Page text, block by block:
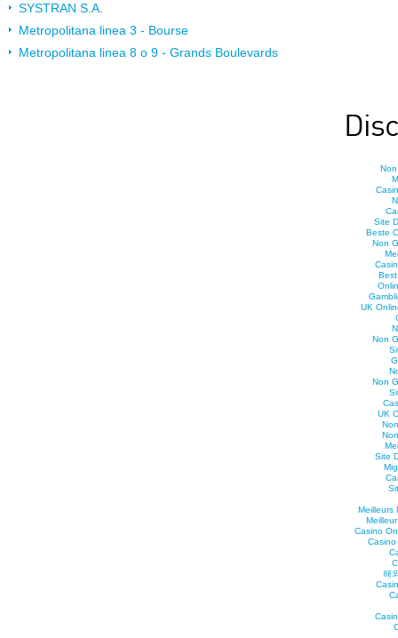
SYSTRAN S.A.
Metropolitana linea 3 - Bourse
Metropolitana linea 8 o 9 - Grands Boulevards
Site
Beste
Non
UK
Non
Non
UK
Site
Meilleurs
Casino
Casino
해